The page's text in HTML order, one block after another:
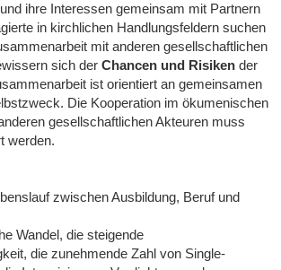
ihre Interessen gemeinsam mit Partnern
in kirchlichen Handlungsfeldern suchen
mit anderen gesellschaftlichen
sich derChancen und Risiken der
ist orientiert an gemeinsamen
Die Kooperation im ökumenischen
gesellschaftlichen Akteuren muss
werden.
zwischen Ausbildung, Beruf und
Wandel, die steigende
die zunehmende Zahl von Single-